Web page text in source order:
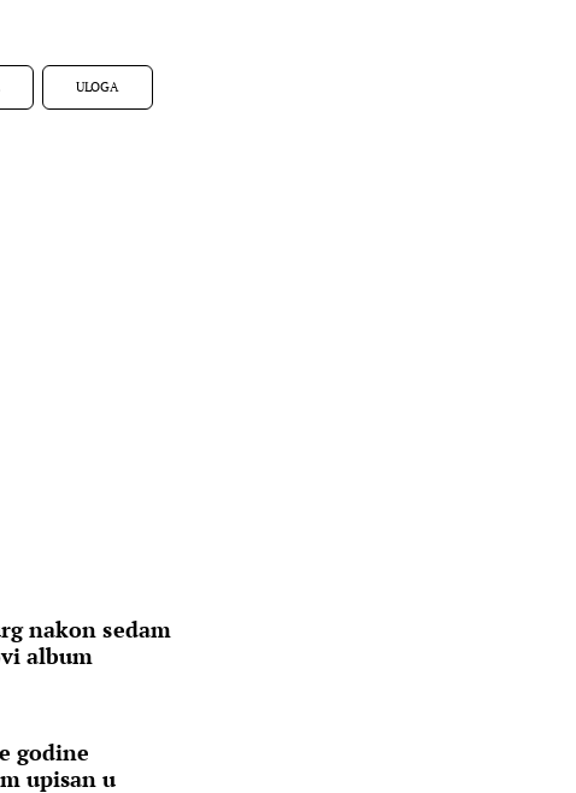
ULOGA
nakon sedam
album
godine
upisan u